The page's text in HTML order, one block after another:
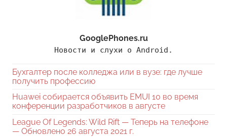
GooglePhones.ru
Новости и слухи о Android.
Бухгалтер после колледжа или в вузе: где лучше
получить профессию
Huawei собирается объявить EMUI 10 во время
конференции разработчиков в августе
League Of Legends: Wild Rift — Теперь на телефоне
— Обновлено 26 августа 2021 г.